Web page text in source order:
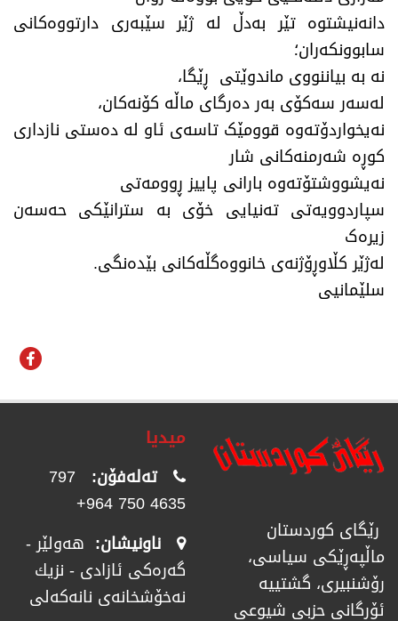
دانەنیشتوە تێر بەدڵ لە ژێر سێبەری دارتووەکانی
سابوونکەران؛
نە بە بیاننووی ماندوێتی ڕێگا،
لەسەر سەکۆی بەر دەرگای ماڵە کۆنەکان،
نەیخواردۆتەوە قوومێک تاسەی ئاو لە دەستی نازداری
کوڕە شەرمنەکانی شار
نەیشووشتۆتەوە بارانی پاییز ڕوومەتی
سپاردوویەتی تەنیایی خۆی بە سترانێکی حەسەن
زیرەک
لەژێر کڵاوڕۆژنەی خانووەگڵەکانی بێدەنگی.
سلێمانیی
رێگای كوردستان
ماڵپەڕێكی سیاسی،
رۆشنبیری، گشتییە
ئۆرگانی حزبی شیوعی
میدیا
تەلەفۆن: 797
4635 750 964+
ناونیشان: هەولێر -
گەرەکی ئازادی - نزیك
نەخۆشخانەی نانەکەلی